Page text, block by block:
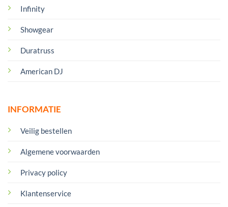
Infinity
Showgear
Duratruss
American DJ
INFORMATIE
Veilig bestellen
Algemene voorwaarden
Privacy policy
Klantenservice